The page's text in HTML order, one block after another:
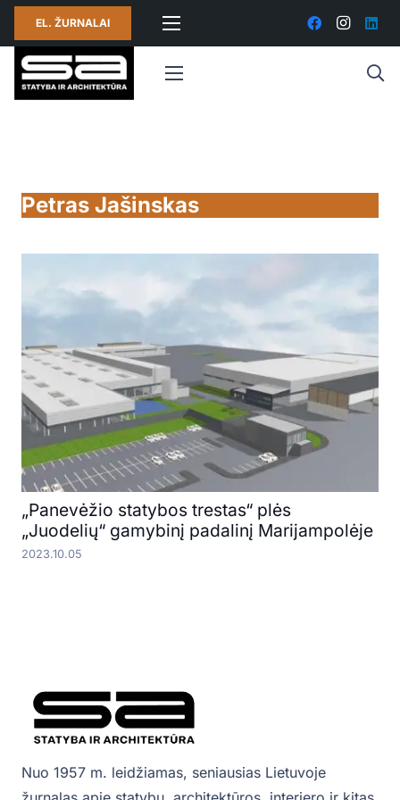
EL. ŽURNALAI
Petras Jašinskas
„Panevėžio statybos trestas“ plės
„Juodelių“ gamybinį padalinį Marijampolėje
2023.10.05
Nuo 1957 m. leidžiamas, seniausias Lietuvoje